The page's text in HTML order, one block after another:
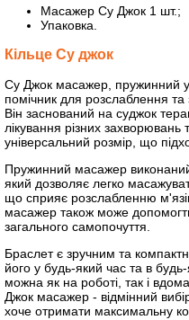
Масажер Су Джок 1 шт.;
Упаковка.
Кільце Су джок
Су Джок масажер, пружинний
помічник для розслаблення та
Він заснований на суджок
лікування різних
універсальний розмір, що
Пружинний масажер
який дозволяє легко
що сприяє розслабленню
масажер також може
загального самопочуття.
Браслет є зручним та
його у будь-який час та в
можна як на роботі, так і
Джок масажер - відмінний
хоче отримати максимальну